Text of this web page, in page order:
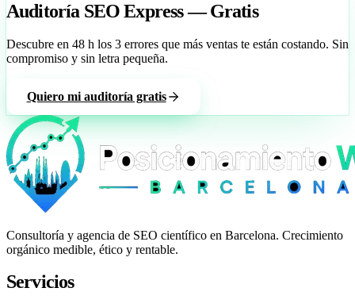
Auditoría SEO Express — Gratis
Descubre en 48 h los 3 errores que más ventas te están costando. Sin
compromiso y sin letra pequeña.
Quiero mi auditoría gratis
Consultoría y agencia de SEO científico en Barcelona. Crecimiento
orgánico medible, ético y rentable.
Servicios